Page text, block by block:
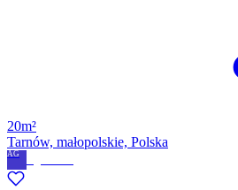
20m²
Tarnów, małopolskie, Polska
AG